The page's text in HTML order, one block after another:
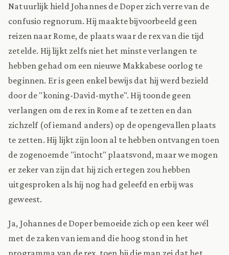
Natuurlijk hield Johannes de Doper zich verre van de
confusio regnorum. Hij maakte bijvoorbeeld geen
reizen naar Rome, de plaats waar de rex van die tijd
zetelde. Hij lijkt zelfs niet het minste verlangen te
hebben gehad om een nieuwe Makkabese oorlog te
beginnen. Er is geen enkel bewijs dat hij werd bezield
door de "koning-David-mythe". Hij toonde geen
verlangen om de rex in Rome af te zetten en dan
zichzelf (of iemand anders) op de opengevallen plaats
te zetten. Hij lijkt zijn loon al te hebben ontvangen toen
de zogenoemde "intocht" plaatsvond, maar we mogen
er zeker van zijn dat hij zich ertegen zou hebben
uitgesproken als hij nog had geleefd en erbij was
geweest.
Ja, Johannes de Doper bemoeide zich op een keer wél
met de zaken van iemand die hoog stond in het
programma van de rex, toen hij die man zei dat het